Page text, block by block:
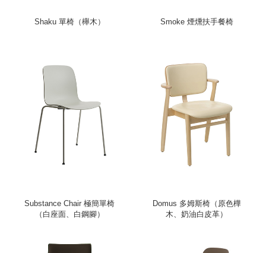
Shaku 單椅（櫸木） Smoke 煙燻扶手餐椅
Substance Chair 極簡單椅
（白座面、白鋼腳）
Domus 多姆斯椅（原色樺
木、奶油白皮革）